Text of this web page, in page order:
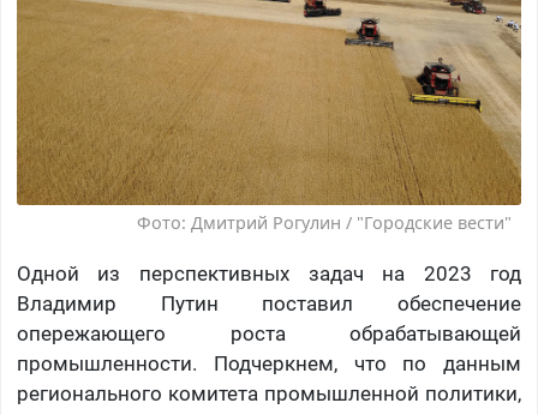
Фото: Дмитрий Рогулин / "Городские вести"
Одной из перспективных задач на 2023 год
Владимир Путин поставил обеспечение
опережающего роста обрабатывающей
промышленности. Подчеркнем, что по данным
регионального комитета промышленной политики,